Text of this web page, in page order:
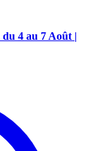
4 au 7 Août |